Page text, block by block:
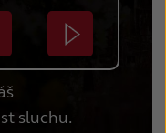
sluchu.